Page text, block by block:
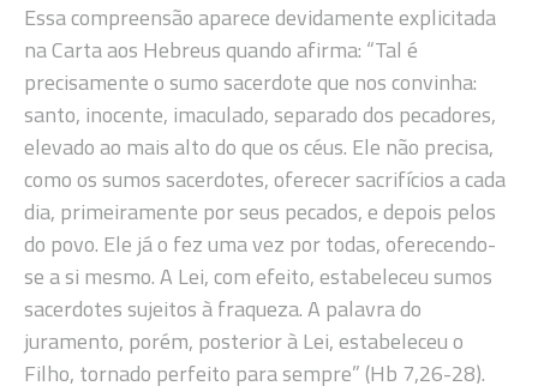
Essa compreensão aparece devidamente explicitada
na Carta aos Hebreus quando afirma: “Tal é
precisamente o sumo sacerdote que nos convinha:
santo, inocente, imaculado, separado dos pecadores,
elevado ao mais alto do que os céus. Ele não precisa,
como os sumos sacerdotes, oferecer sacrifícios a cada
dia, primeiramente por seus pecados, e depois pelos
do povo. Ele já o fez uma vez por todas, oferecendo-
se a si mesmo. A Lei, com efeito, estabeleceu sumos
sacerdotes sujeitos à fraqueza. A palavra do
juramento, porém, posterior à Lei, estabeleceu o
Filho, tornado perfeito para sempre” (Hb 7,26-28).